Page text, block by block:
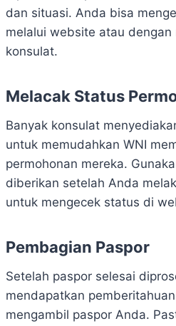
dan situasi. Anda bisa
melalui website atau
konsulat.
Melacak Status
Banyak konsulat
untuk memudahkan WNI
permohonan mereka.
diberikan setelah Anda
untuk mengecek status di
Pembagian Paspor
Setelah paspor selesai
mendapatkan
mengambil paspor Anda.